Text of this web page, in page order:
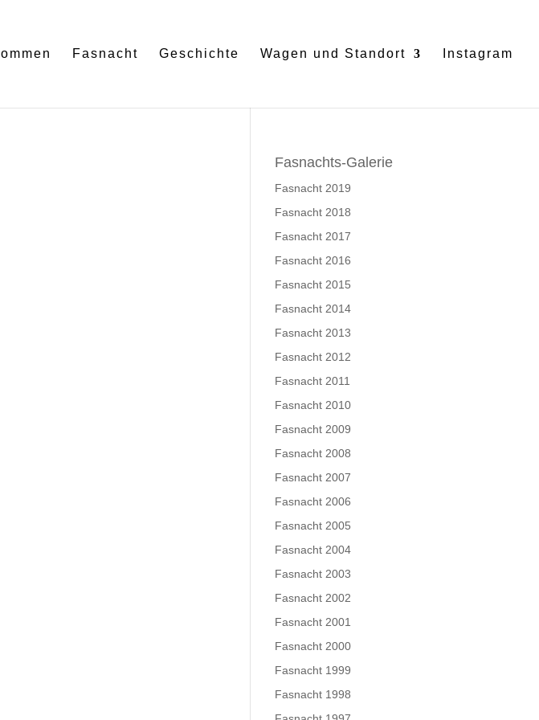
Fasnacht Geschichte Wagen und Standort Instagram
Fasnachts-Galerie
Fasnacht 2019
Fasnacht 2018
Fasnacht 2017
Fasnacht 2016
Fasnacht 2015
Fasnacht 2014
Fasnacht 2013
Fasnacht 2012
Fasnacht 2011
Fasnacht 2010
Fasnacht 2009
Fasnacht 2008
Fasnacht 2007
Fasnacht 2006
Fasnacht 2005
Fasnacht 2004
Fasnacht 2003
Fasnacht 2002
Fasnacht 2001
Fasnacht 2000
Fasnacht 1999
Fasnacht 1998